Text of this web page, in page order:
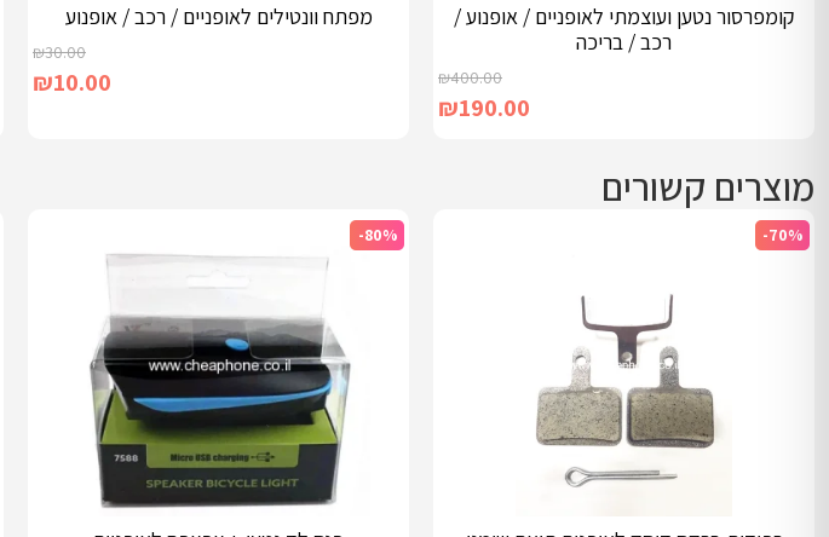
קומפרסור נטען ועוצמתי לאופניים / אופנוע /
רכב / בריכה
₪400.00
₪190.00
הוספה לסל
מפתח וונטילים לאופניים / רכב / אופנוע
₪30.00
₪10.00
הוספה לסל
מוצרים קשורים
-70%
-80%